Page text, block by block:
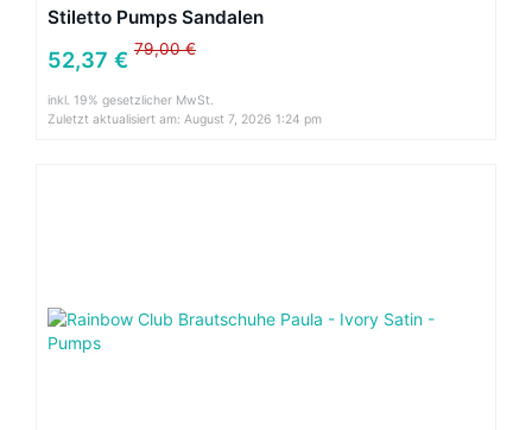
Stiletto Pumps Sandalen
52,37 € 79,00 €
inkl. 19% gesetzlicher MwSt.
Zuletzt aktualisiert am: August 7, 2026 1:24 pm